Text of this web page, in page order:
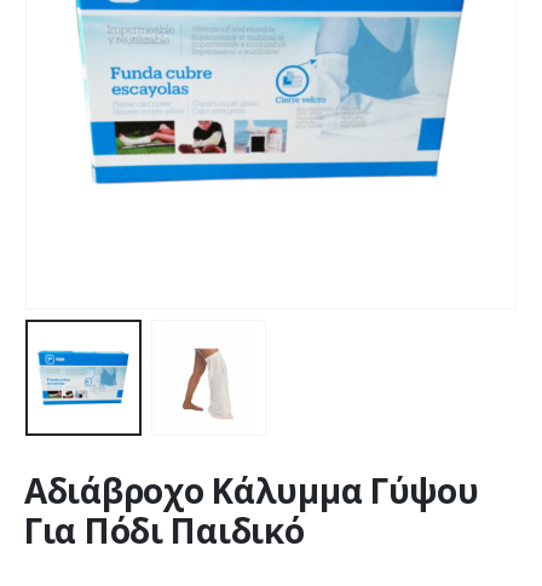
Αδιάβροχο Κάλυμμα Γύψου
Για Πόδι Παιδικό